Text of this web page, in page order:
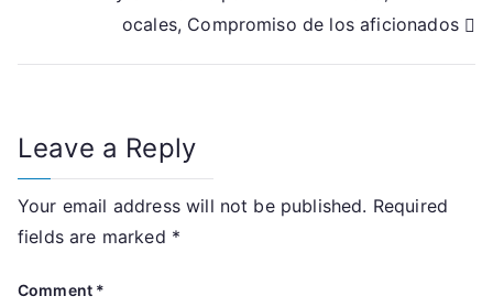
ocales, Compromiso de los aficionados
Leave a Reply
Your email address will not be published. Required
fields are marked *
Comment *